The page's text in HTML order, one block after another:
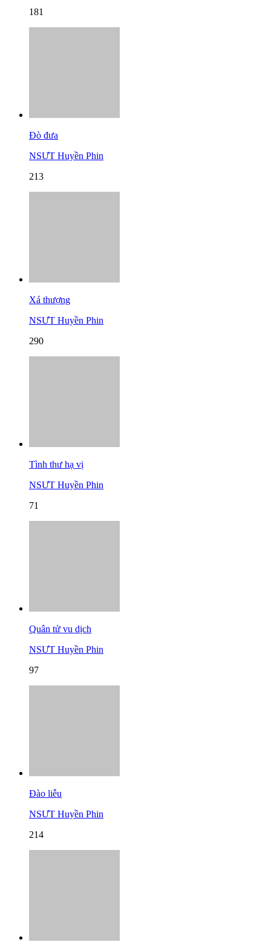
181
Đò đưa
NSƯT Huyền Phin
213
Xá thượng
NSƯT Huyền Phin
290
Tình thư hạ vị
NSƯT Huyền Phin
71
Quân tử vu dịch
NSƯT Huyền Phin
97
Đào liễu
NSƯT Huyền Phin
214